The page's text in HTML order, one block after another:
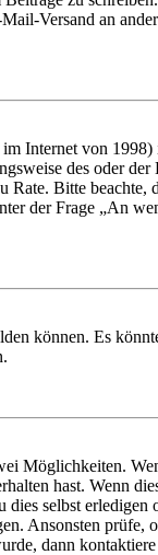
Versand an
Internet von
des oder
Bitte
der Frage „An
können. Es
Möglichkeiten.
hast. Wenn
selbst
Ansonsten prüfe,
dann